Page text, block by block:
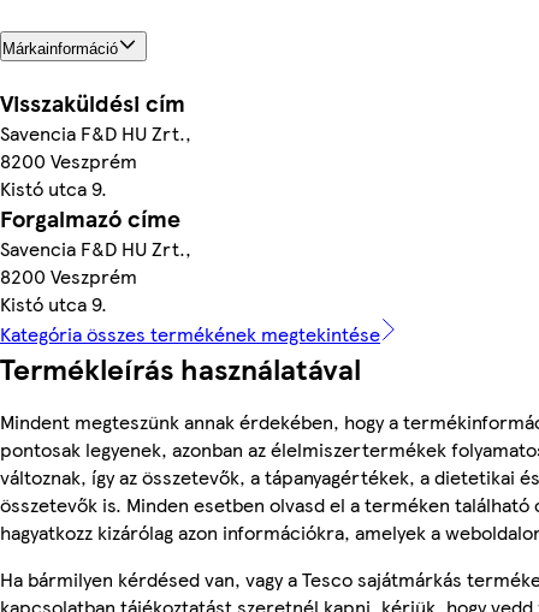
Márkainformáció
Visszaküldési cím
Savencia F&D HU Zrt.,
8200 Veszprém
Kistó utca 9.
Forgalmazó címe
Savencia F&D HU Zrt.,
8200 Veszprém
Kistó utca 9.
Kategória összes termékének megtekintése
Termékleírás használatával
Mindent megteszünk annak érdekében, hogy a
pontosak legyenek, azonban az élelmiszertermékek
változnak, így az összetevők, a tápanyagértékek, a dietetikai
összetevők is. Minden esetben olvasd el a terméken található
hagyatkozz kizárólag azon információkra, amelyek a
Ha bármilyen kérdésed van, vagy a Tesco sajátmárkás